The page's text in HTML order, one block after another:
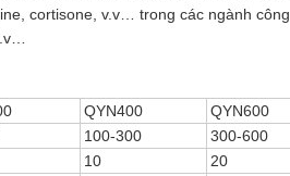
cortisone, v.v… trong các ngành công
QYN400
QYN600
100-300
300-600
10
20